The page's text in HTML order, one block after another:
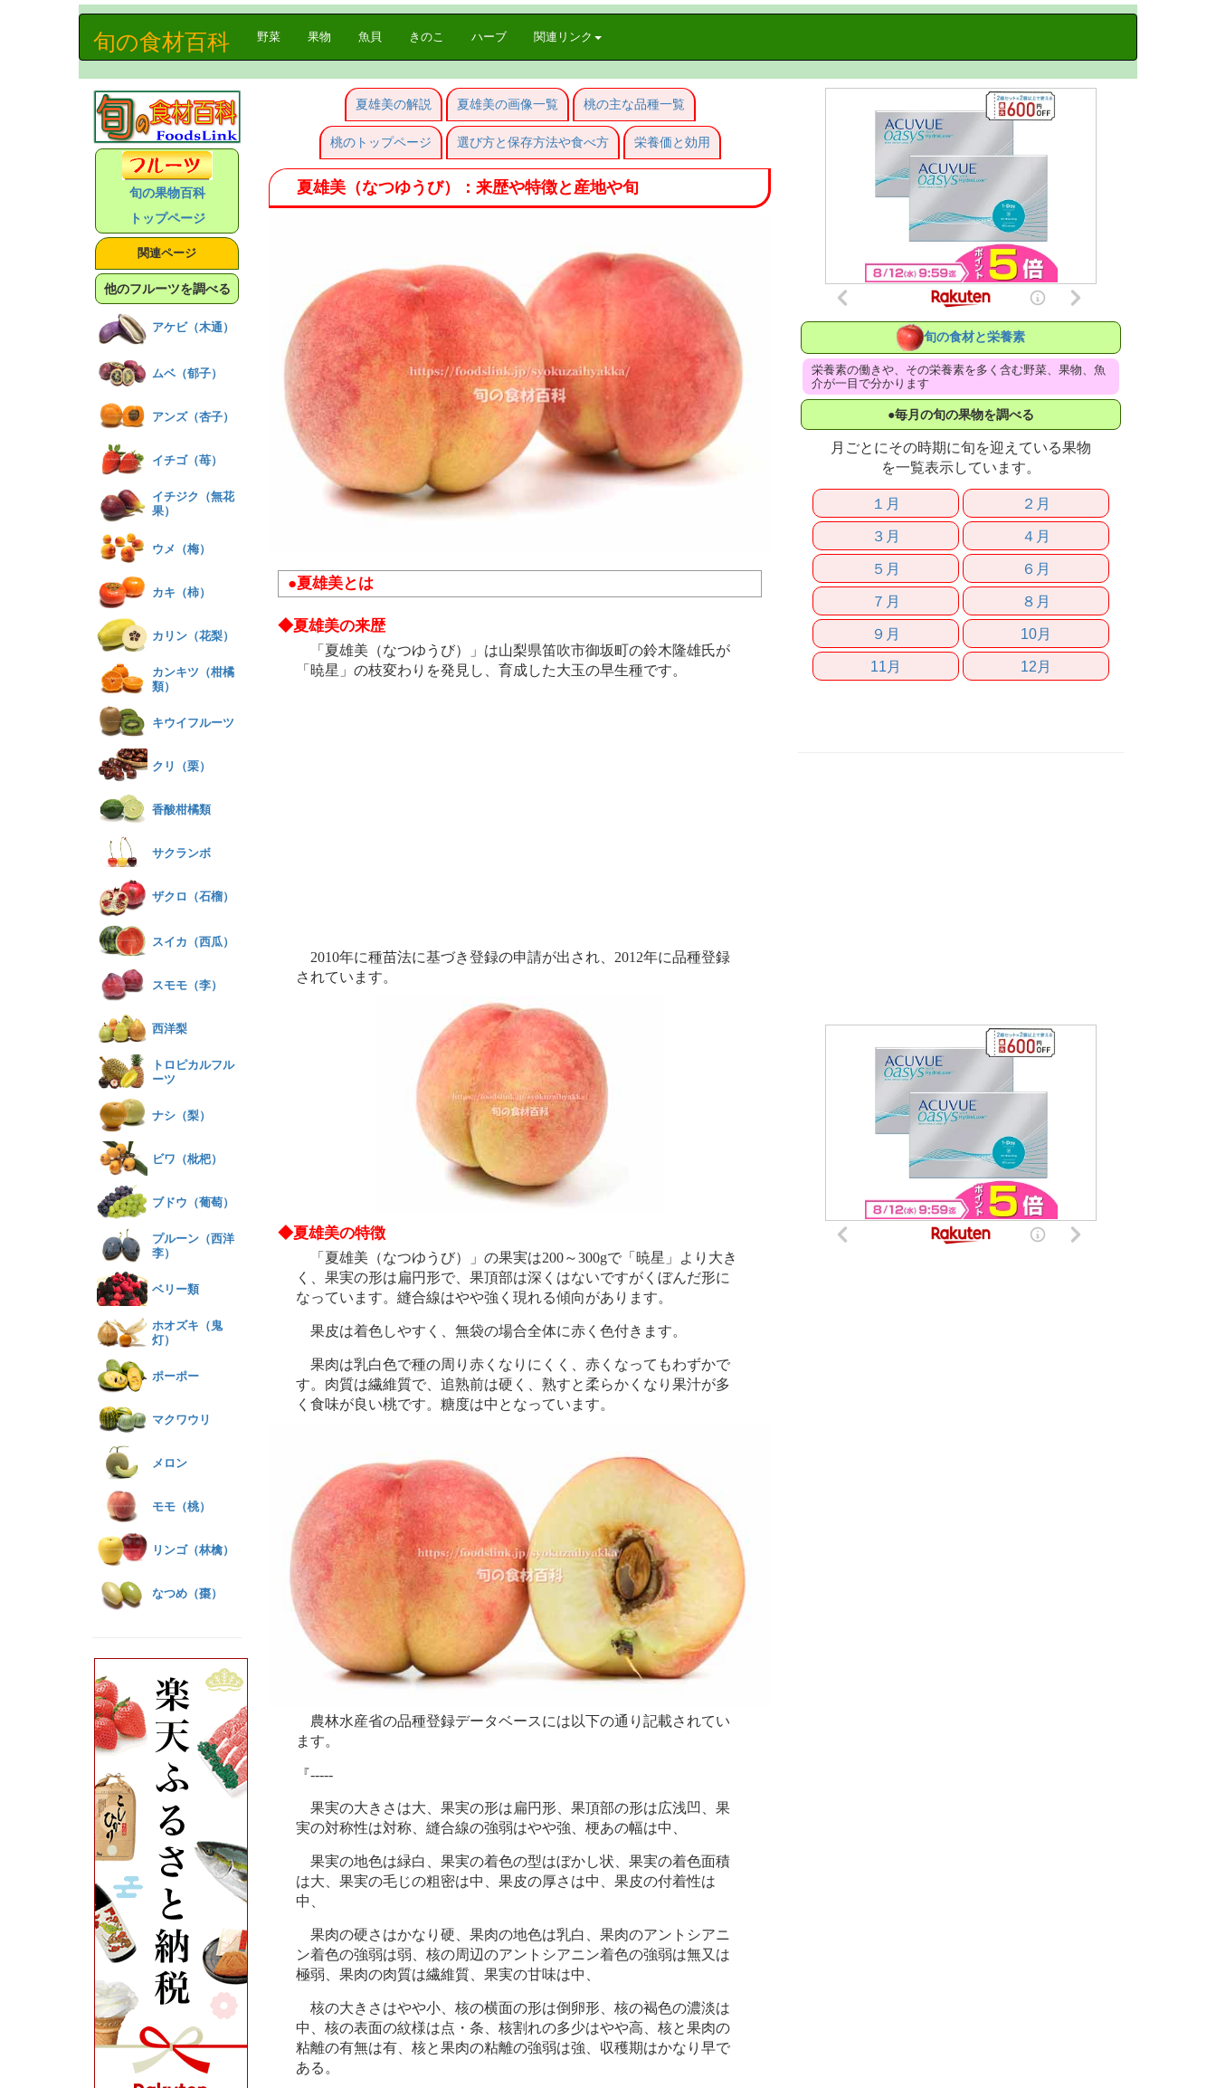
旬の食材百科 野菜(current)
果物 魚貝 きのこ ハーブ 関連リンク
夏雄美の解説 夏雄美の画像一覧 桃の主な品種一覧
桃のトップページ 選び方と保存方法や食べ方 栄養価と効用
夏雄美（なつゆうび）：来歴や特徴と産地や旬
●夏雄美とは
◆夏雄美の来歴
「夏雄美（なつゆうび）」は山梨県笛吹市御坂町の鈴木隆雄氏が
「暁星」の枝変わりを発見し、育成した大玉の早生種です。
2010年に種苗法に基づき登録の申請が出され、2012年に品種登録
されています。
◆夏雄美の特徴
「夏雄美（なつゆうび）」の果実は200～300gで「暁星」より大き
く、果実の形は扁円形で、果頂部は深くはないですがくぼんだ形に
なっています。縫合線はやや強く現れる傾向があります。
果皮は着色しやすく、無袋の場合全体に赤く色付きます。
果肉は乳白色で種の周り赤くなりにくく、赤くなってもわずかで
す。肉質は繊維質で、追熟前は硬く、熟すと柔らかくなり果汁が多
く食味が良い桃です。糖度は中となっています。
農林水産省の品種登録データベースには以下の通り記載されてい
ます。
『-----
果実の大きさは大、果実の形は扁円形、果頂部の形は広浅凹、果
実の対称性は対称、縫合線の強弱はやや強、梗あの幅は中、
果実の地色は緑白、果実の着色の型はぼかし状、果実の着色面積
は大、果実の毛じの粗密は中、果皮の厚さは中、果皮の付着性は
中、
果肉の硬さはかなり硬、果肉の地色は乳白、果肉のアントシアニ
ン着色の強弱は弱、核の周辺のアントシアニン着色の強弱は無又は
極弱、果肉の肉質は繊維質、果実の甘味は中、
核の大きさはやや小、核の横面の形は倒卵形、核の褐色の濃淡は
中、核の表面の紋様は点・条、核割れの多少はやや高、核と果肉の
粘離の有無は有、核と果肉の粘離の強弱は強、収穫期はかなり早で
ある。
旬の果物百科
トップページ
関連ページ
他のフルーツを調べる
アケビ（木通）
ムベ（郁子）
アンズ（杏子）
イチゴ（苺）
イチジク（無花
果）
ウメ（梅）
カキ（柿）
カリン（花梨）
カンキツ（柑橘
類）
キウイフルーツ
クリ（栗）
香酸柑橘類
サクランボ
ザクロ（石榴）
スイカ（西瓜）
スモモ（李）
西洋梨
トロピカルフル
ーツ
ナシ（梨）
ビワ（枇杷）
ブドウ（葡萄）
プルーン（西洋
李）
ベリー類
ホオズキ（鬼
灯）
ポーポー
マクワウリ
メロン
モモ（桃）
リンゴ（林檎）
なつめ（棗）
旬の食材と栄養素
栄養素の働きや、その栄養素を多く含む野菜、果物、魚
介が一目で分かります
●毎月の旬の果物を調べる
月ごとにその時期に旬を迎えている果物
を一覧表示しています。
１月
２月
３月
４月
５月
６月
７月
８月
９月
10月
11月
12月